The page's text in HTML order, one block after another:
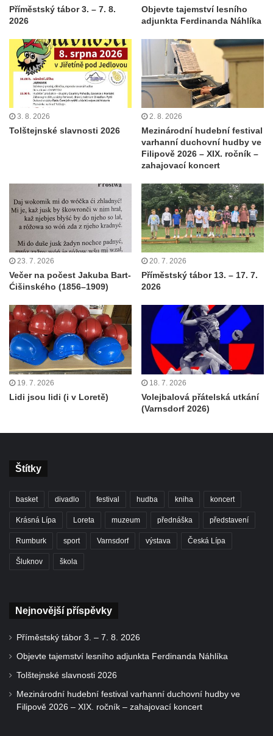
Příměstský tábor 3. – 7. 8.
2026
Objevte tajemství lesního
adjunkta Ferdinanda Náhlíka
3. 8. 2026
Tolštejnské slavnosti 2026
2. 8. 2026
Mezinárodní hudební festival
varhanní duchovní hudby ve
Filipově 2026 – XIX. ročník –
zahajovací koncert
23. 7. 2026
Večer na počest Jakuba Bart-
Ćišinského (1856–1909)
20. 7. 2026
Příměstský tábor 13. – 17. 7.
2026
19. 7. 2026
Lidi jsou lidi (i v Loretě)
18. 7. 2026
Volejbalová přátelská utkání
(Varnsdorf 2026)
Štítky
basket divadlo festival hudba kniha koncert
Krásná Lípa Loreta muzeum přednáška představení
Rumburk sport Varnsdorf výstava Česká Lípa
Šluknov škola
Nejnovější příspěvky
Příměstský tábor 3. – 7. 8. 2026
Objevte tajemství lesního adjunkta Ferdinanda Náhlíka
Tolštejnské slavnosti 2026
Mezinárodní hudební festival varhanní duchovní hudby ve
Filipově 2026 – XIX. ročník – zahajovací koncert